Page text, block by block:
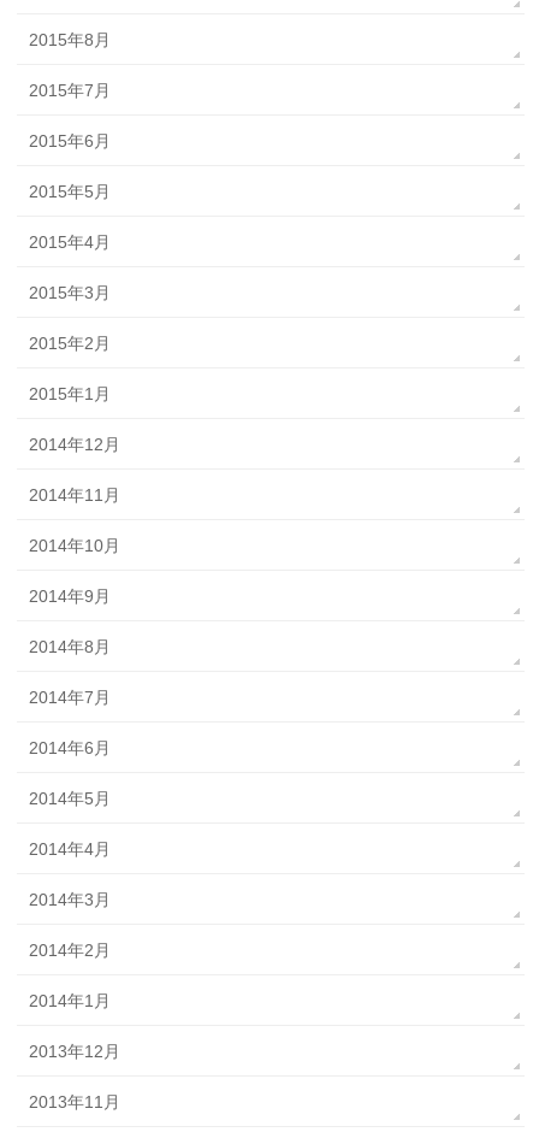
2015年8月
2015年7月
2015年6月
2015年5月
2015年4月
2015年3月
2015年2月
2015年1月
2014年12月
2014年11月
2014年10月
2014年9月
2014年8月
2014年7月
2014年6月
2014年5月
2014年4月
2014年3月
2014年2月
2014年1月
2013年12月
2013年11月